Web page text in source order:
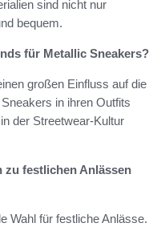
sind nicht nur
bequem.
für Metallic Sneakers?
großen Einfluss auf die
in ihren Outfits
der Streetwear-Kultur
zu festlichen Anlässen
Wahl für festliche Anlässe.